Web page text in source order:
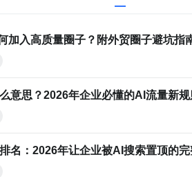
加入高质量圈子？附外贸圈子避坑指
意思？2026年企业必懂的AI流量新规
名：2026年让企业被AI搜索置顶的